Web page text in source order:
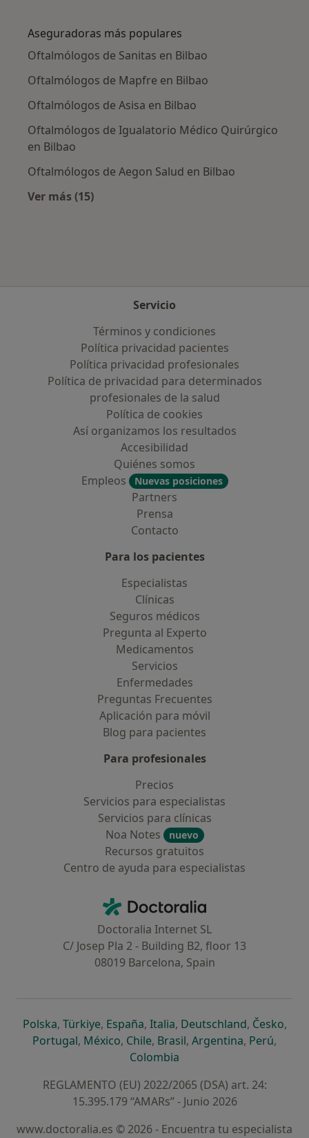
Aseguradoras más populares
Oftalmólogos de Sanitas en Bilbao
Oftalmólogos de Mapfre en Bilbao
Oftalmólogos de Asisa en Bilbao
Oftalmólogos de Igualatorio Médico Quirúrgico
en Bilbao
Oftalmólogos de Aegon Salud en Bilbao
Ver más (15)
Servicio
Términos y condiciones
Política privacidad pacientes
Política privacidad profesionales
Política de privacidad para determinados
profesionales de la salud
Política de cookies
Así organizamos los resultados
Accesibilidad
Quiénes somos
Empleos
Nuevas posiciones
Partners
Prensa
Contacto
Para los pacientes
Especialistas
Clínicas
Seguros médicos
Pregunta al Experto
Medicamentos
Servicios
Enfermedades
Preguntas Frecuentes
Aplicación para móvil
Blog para pacientes
Para profesionales
Precios
Servicios para especialistas
Servicios para clínicas
Noa Notes
nuevo
Recursos gratuitos
Centro de ayuda para especialistas
Doctoralia - Página de inicio
Doctoralia Internet SL
C/ Josep Pla 2 - Building B2, floor 13
08019 Barcelona, Spain
Polskase abre en una nueva pestaña
, Türkiyese abre en una nueva pestaña
, Españase abre en una nueva pestaña
, Italiase abre en una nueva
, Deutschlandse abre en
, Českose
,
Portugalse abre en una nueva pestaña
, Méxicose abre en una nueva pestaña
, Chilese abre en una nueva pestaña
, Brasilse abre en una nueva
, Argentinase abre en
, Perúse
,
Colombia
REGLAMENTO (EU) 2022/2065 (DSA) art. 24:
15.395.179 “AMARs” - Junio 2026
www.doctoralia.es © 2026 - Encuentra tu especialista